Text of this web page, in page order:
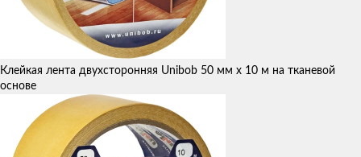
Клейкая лента двухсторонняя Unibob 50 мм х 10 м на тканевой
основе